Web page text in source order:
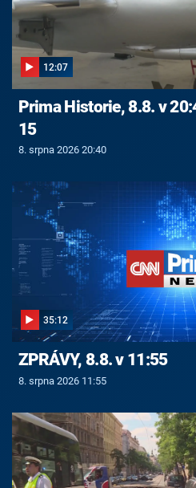
12:07
Prima Historie, 8.8. v
15
8. srpna 2026 20:40
35:12
ZPRÁVY, 8.8. v 11:55
8. srpna 2026 11:55